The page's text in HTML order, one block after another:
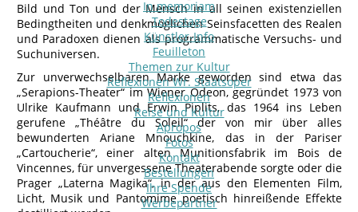
In memoriam
Todestage
Künstler-Info
Feuilleton
Themen zur Kultur
Reflexionen Wr. Staatsoper
Reflexionen
Reise und Kultur
Apropos
Fotos
Kontakt
Bestellungen
Ihre Spende
Werbepartner
Bild und Ton und der Mensch in all seinen existenziellen
Bedingtheiten und denkmöglichen Seinsfacetten des Realen
und Paradoxen dienen als programmatische Versuchs- und
Suchuniversen.
Zur unverwechselbaren Marke geworden sind etwa das
„Serapions-Theater“ im Wiener Odeon, gegründet 1973 von
Ulrike Kaufmann und Erwin Piplits, das 1964 ins Leben
gerufene „Théâtre du Soleil“ der von mir über alles
bewunderten Ariane Mnouchkine, das in der Pariser
„Cartoucherie“, einer alten Munitionsfabrik im Bois de
Vincennes, für unvergessene Theaterabende sorgte oder die
Prager „Laterna Magika“, in der aus den Elementen Film,
Licht, Musik und Pantomime poetisch hinreißende Effekte